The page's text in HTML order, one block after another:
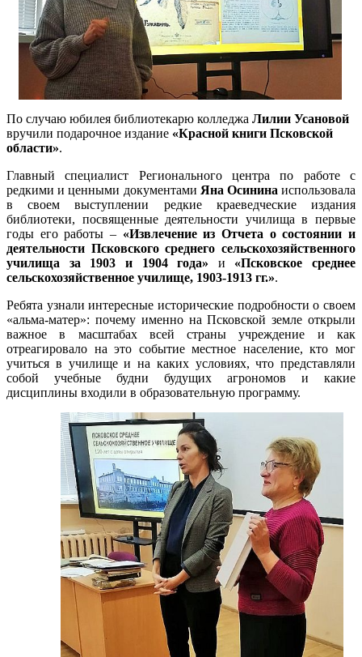
По случаю юбилея библиотекарю колледжа Лилии Усановой
вручили подарочное издание «Красной книги Псковской
области».
Главный специалист Регионального центра по работе с
редкими и ценными документами Яна Осинина использовала
в своем выступлении редкие краеведческие издания
библиотеки, посвященные деятельности училища в первые
годы его работы – «Извлечение из Отчета о состоянии и
деятельности Псковского среднего сельскохозяйственного
училища за 1903 и 1904 года» и «Псковское среднее
сельскохозяйственное училище, 1903-1913 гг.».
Ребята узнали интересные исторические подробности о своем
«альма-матер»: почему именно на Псковской земле открыли
важное в масштабах всей страны учреждение и как
отреагировало на это событие местное население, кто мог
учиться в училище и на каких условиях, что представляли
собой учебные будни будущих агрономов и какие
дисциплины входили в образовательную программу.